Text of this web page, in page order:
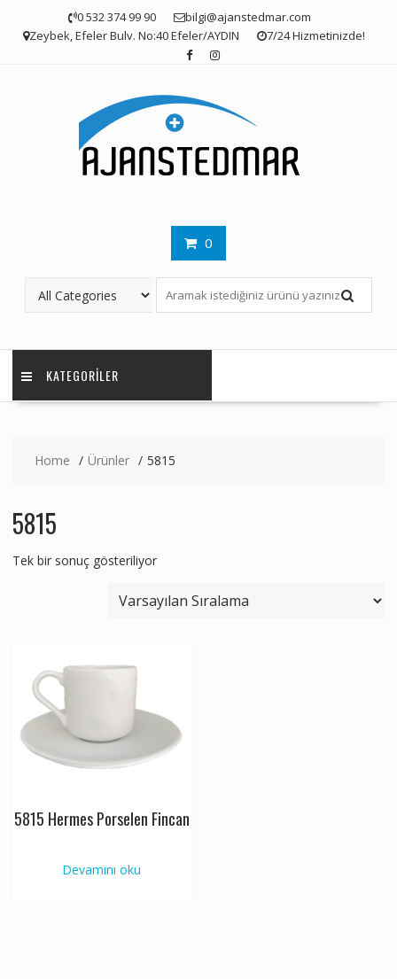
0 532 374 99 90
bilgi@ajanstedmar.com
Zeybek, Efeler Bulv. No:40 Efeler/AYDIN
7/24 Hizmetinizde!
0
KATEGORILER
Home Ürünler 5815
5815
Tek bir sonuç gösteriliyor
5815 Hermes Porselen Fincan
Devamını oku